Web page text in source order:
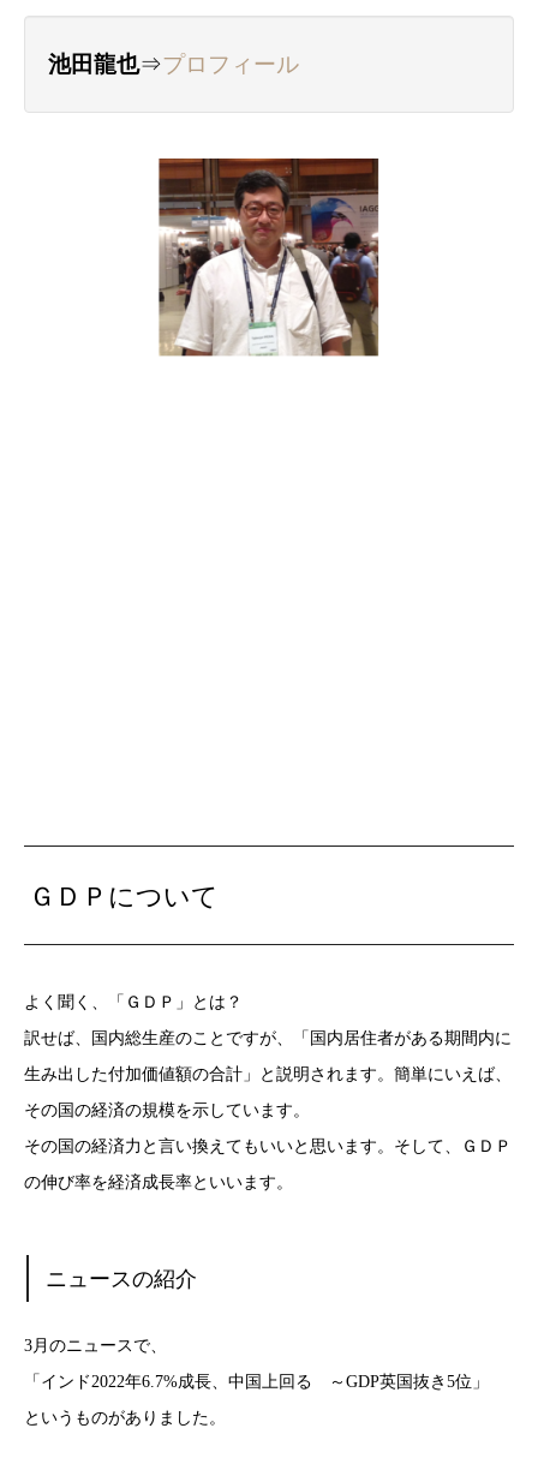
池田龍也⇒プロフィール
ＧＤＰについて
よく聞く、「ＧＤＰ」とは？
訳せば、国内総生産のことですが、「国内居住者がある期間内に
生み出した付加価値額の合計」と説明されます。簡単にいえば、
その国の経済の規模を示しています。
その国の経済力と言い換えてもいいと思います。そして、ＧＤＰ
の伸び率を経済成長率といいます。
ニュースの紹介
3月のニュースで、
「インド2022年6.7%成長、中国上回る ～GDP英国抜き5位」
というものがありました。